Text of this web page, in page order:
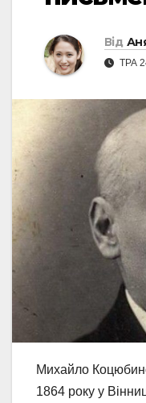
Від
ТРА
Михайло
1864 року у